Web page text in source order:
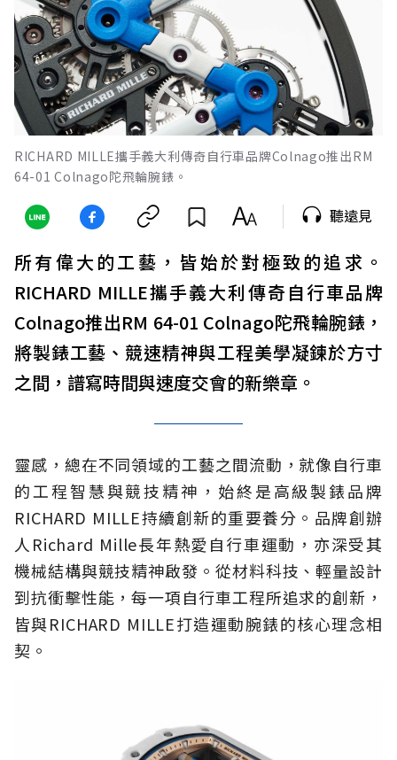
RICHARD MILLE攜手義大利傳奇自行車品牌Colnago推出RM
64-01 Colnago陀飛輪腕錶。
聽遠見
所有偉大的工藝，皆始於對極致的追求。
RICHARD MILLE攜手義大利傳奇自行車品牌
Colnago推出RM 64-01 Colnago陀飛輪腕錶，
將製錶工藝、競速精神與工程美學凝鍊於方寸
之間，譜寫時間與速度交會的新樂章。
靈感，總在不同領域的工藝之間流動，就像自行車
的工程智慧與競技精神，始終是高級製錶品牌
RICHARD MILLE持續創新的重要養分。品牌創辦
人Richard Mille長年熱愛自行車運動，亦深受其
機械結構與競技精神啟發。從材料科技、輕量設計
到抗衝擊性能，每一項自行車工程所追求的創新，
皆與RICHARD MILLE打造運動腕錶的核心理念相
契。